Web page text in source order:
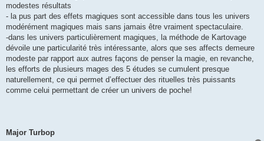
modestes résultats
- la pus part des effets magiques sont accessible dans tous les univers
modérément magiques mais sans jamais être vraiment spectaculaire.
-dans les univers particulièrement magiques, la méthode de Kartovage
dévoile une particularité très intéressante, alors que ses affects demeure
modeste par rapport aux autres façons de penser la magie, en revanche,
les efforts de plusieurs mages des 5 études se cumulent presque
naturellement, ce qui permet d’effectuer des rituelles très puissants
comme celui permettant de créer un univers de poche!
Major Turbop